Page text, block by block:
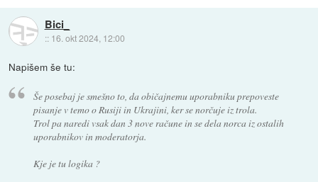
Bici_
:: 16. okt 2024, 12:00
Napišem še tu:
Še posebaj je smešno to, da običajnemu uporabniku prepoveste
pisanje v temo o Rusiji in Ukrajini, ker se norčuje iz trola.
Trol pa naredi vsak dan 3 nove račune in se dela norca iz ostalih
uporabnikov in moderatorja.
Kje je tu logika ?